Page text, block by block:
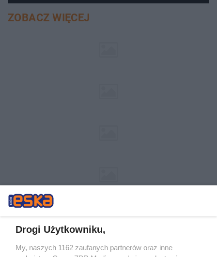
karnymi
ZOBACZ WIĘCEJ
Drogi Użytkowniku,
My, naszych 1162 zaufanych partnerów oraz inne